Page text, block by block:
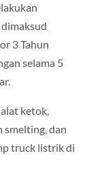
3 Tahun
selama 5
ketok,
smelting, dan
truck listrik di